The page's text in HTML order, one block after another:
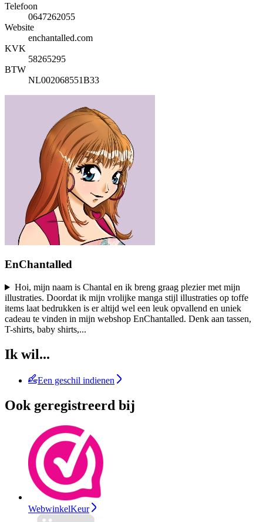
Telefoon
0647262055
Website
enchantalled.com
KVK
58265295
BTW
NL002068551B33
EnChantalled
Hoi, mijn naam is Chantal en ik breng graag plezier met mijn
illustraties. Doordat ik mijn vrolijke manga stijl illustraties op toffe
items laat bedrukken is er altijd wel een leuk opvallend en uniek
cadeau te vinden in mijn webshop EnChantalled. Denk aan tassen,
T-shirts, baby shirts,...
Ik wil...
Een geschil indienen
Ook geregistreerd bij
WebwinkelKeur